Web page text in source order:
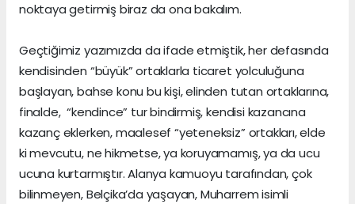
noktaya getirmiş biraz da ona bakalım.
Geçtiğimiz yazımızda da ifade etmiştik, her defasında
kendisinden “büyük” ortaklarla ticaret yolculuğuna
başlayan, bahse konu bu kişi, elinden tutan ortaklarına,
finalde, “kendince” tur bindirmiş, kendisi kazancına
kazanç eklerken, maalesef “yeteneksiz” ortakları, elde
ki mevcutu, ne hikmetse, ya koruyamamış, ya da ucu
ucuna kurtarmıştır. Alanya kamuoyu tarafından, çok
bilinmeyen, Belçika’da yaşayan, Muharrem isimli